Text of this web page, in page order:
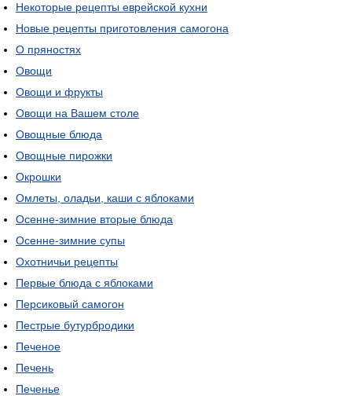
Некоторые рецепты еврейской кухни
Новые рецепты приготовления самогона
О пряностях
Овощи
Овощи и фрукты
Овощи на Вашем столе
Овощные блюда
Овощные пирожки
Окрошки
Омлеты, оладьи, каши с яблоками
Осенне-зимние вторые блюда
Осенне-зимние супы
Охотничьи рецепты
Первые блюда с яблоками
Персиковый самогон
Пестрые бутурбродики
Печеное
Печень
Печенье